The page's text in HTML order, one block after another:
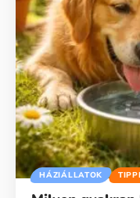
HÁZIÁLLATOK